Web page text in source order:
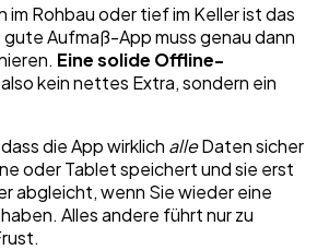
im Rohbau oder tief im Keller ist das
Aufmaß-App muss genau dann
Eine solide Offline-
kein nettes Extra, sondern ein
die App wirklich alleDaten sicher
oder Tablet speichert und sie erst
abgleicht, wenn Sie wieder eine
Alles andere führt nur zu